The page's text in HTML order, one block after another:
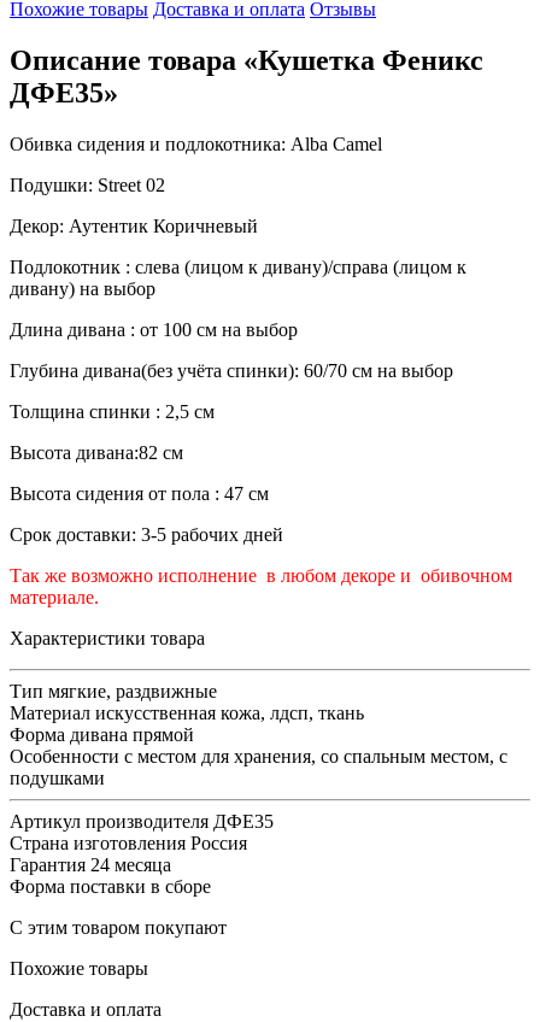
Похожие товары Доставка и оплата Отзывы
Описание товара «Кушетка Феникс
ДФЕ35»
Обивка сидения и подлокотника: Alba Camel
Подушки: Street 02
Декор: Аутентик Коричневый
Подлокотник : слева (лицом к дивану)/справа (лицом к
дивану) на выбор
Длина дивана : от 100 см на выбор
Глубина дивана(без учёта спинки): 60/70 см на выбор
Толщина спинки : 2,5 см
Высота дивана:82 см
Высота сидения от пола : 47 см
Срок доставки: 3-5 рабочих дней
Так же возможно исполнение в любом декоре и обивочном
материале.
Характеристики товара
Тип мягкие, раздвижные
Материал искусственная кожа, лдсп, ткань
Форма дивана прямой
Особенности с местом для хранения, со спальным местом, с
подушками
Артикул производителя ДФЕ35
Страна изготовления Россия
Гарантия 24 месяца
Форма поставки в сборе
С этим товаром покупают
Похожие товары
Доставка и оплата